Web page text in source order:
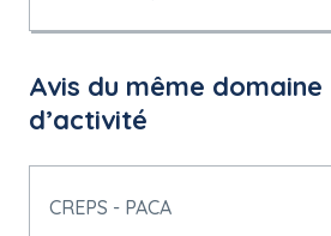
Avis du même domaine
d’activité
CREPS - PACA